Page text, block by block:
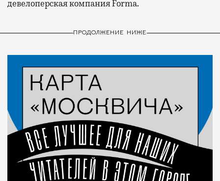
девелоперская компания Forma.
ПРОДОЛЖЕНИЕ НИЖЕ